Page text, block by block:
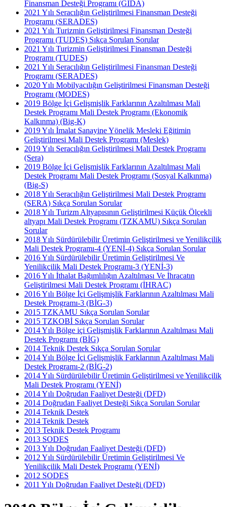
Finansman Desteği Programı (GIDA)
2021 Yılı Seracılığın Geliştirilmesi Finansman Desteği
Programı (SERADES)
2021 Yılı Turizmin Geliştirilmesi Finansman Desteği
Programı (TUDES) Sıkça Sorulan Sorular
2021 Yılı Turizmin Geliştirilmesi Finansman Desteği
Programı (TUDES)
2021 Yılı Seracılığın Geliştirilmesi Finansman Desteği
Programı (SERADES)
2020 Yılı Mobilyacılığın Geliştirilmesi Finansman Desteği
Programı (MODES)
2019 Bölge İçi Gelişmişlik Farklarının Azaltılması Mali
Destek Programı Mali Destek Programı (Ekonomik
Kalkınma) (Big-K)
2019 Yılı İmalat Sanayine Yönelik Mesleki Eğitimin
Geliştirilmesi Mali Destek Programı (Meslek)
2019 Yılı Seracılığın Geliştirilmesi Mali Destek Programı
(Sera)
2019 Bölge İçi Gelişmişlik Farklarının Azaltılması Mali
Destek Programı Mali Destek Programı (Sosyal Kalkınma)
(Big-S)
2018 Yılı Seracılığın Geliştirilmesi Mali Destek Programı
(SERA) Sıkça Sorulan Sorular
2018 Yılı Turizm Altyapısının Geliştirilmesi Küçük Ölçekli
altyapı Mali Destek Programı (TZKAMU) Sıkça Sorulan
Sorular
2018 Yılı Sürdürülebilir Üretimin Geliştirilmesi ve Yenilikçilik
Mali Destek Programı-4 (YENİ-4) Sıkça Sorulan Sorular
2016 Yılı Sürdürülebilir Üretimin Geliştirilmesi Ve
Yenilikçilik Mali Destek Programı-3 (YENİ-3)
2016 Yılı İthalat Bağımlılığın Azaltılması Ve İhracatın
Geliştirilmesi Mali Destek Programı (İHRAC)
2016 Yılı Bölge İçi Gelişmişlik Farklarının Azaltılması Mali
Destek Programı-3 (BİG-3)
2015 TZKAMU Sıkça Sorulan Sorular
2015 TZKOBİ Sıkça Sorulan Sorular
2014 Yılı Bölge içi Gelişmişlik Farklarının Azaltılması Mali
Destek Programı (BİG)
2014 Teknik Destek Sıkça Sorulan Sorular
2014 Yılı Bölge İçi Gelişmişlik Farklarının Azaltılması Mali
Destek Programı-2 (BİG-2)
2014 Yılı Sürdürülebilir Üretimin Geliştirilmesi ve Yenilikçilik
Mali Destek Programı (YENİ)
2014 Yılı Doğrudan Faaliyet Desteği (DFD)
2014 Doğrudan Faaliyet Desteği Sıkça Sorulan Sorular
2014 Teknik Destek
2014 Teknik Destek
2013 Teknik Destek Programı
2013 SODES
2013 Yılı Doğrudan Faaliyet Desteği (DFD)
2012 Yılı Sürdürülebilir Üretimin Geliştirilmesi Ve
Yenilikçilik Mali Destek Programı (YENİ)
2012 SODES
2011 Yılı Doğrudan Faaliyet Desteği (DFD)